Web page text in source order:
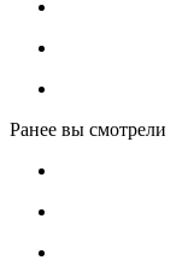
Ранее вы смотрели